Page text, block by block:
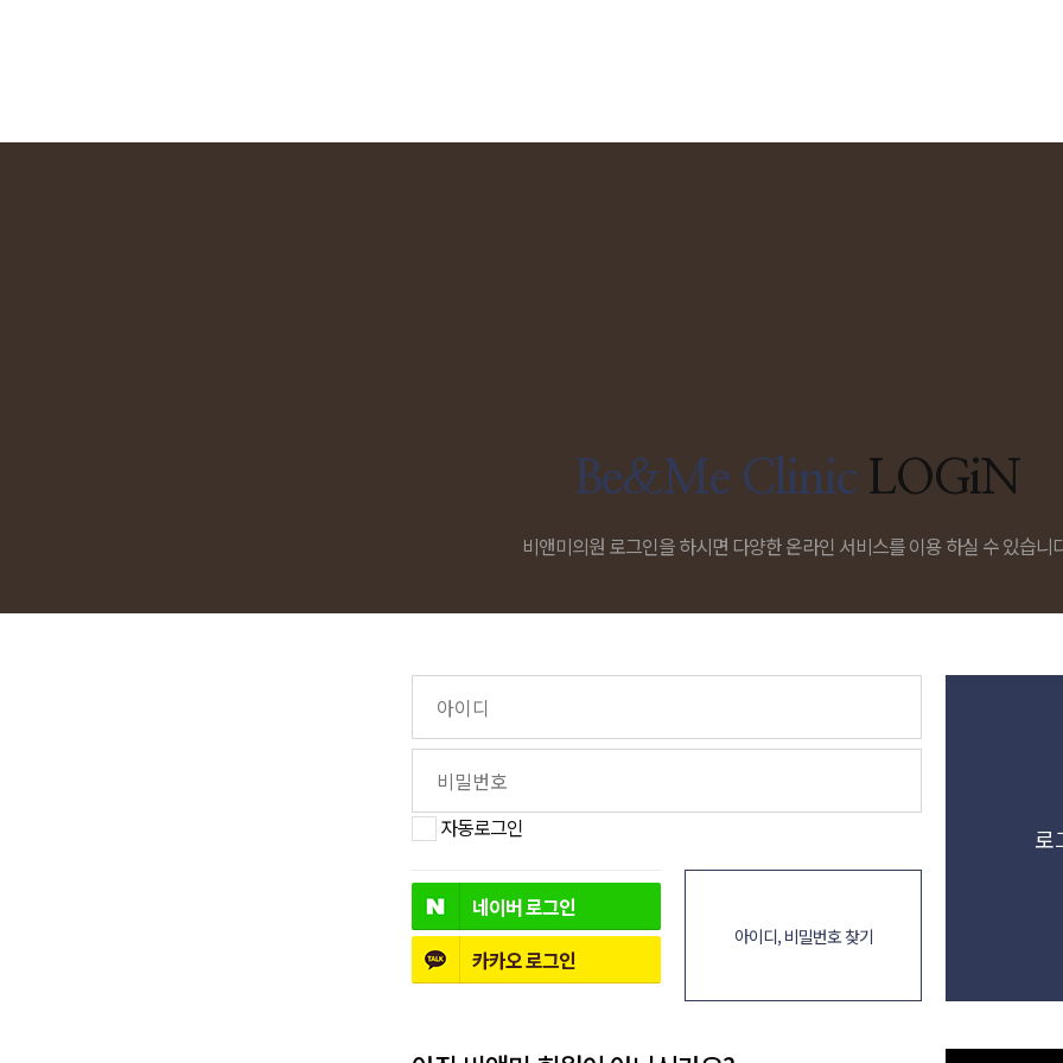
Be&Me Clinic LOGiN
비앤미의원 로그인을 하시면 다양한 온라인 서비스를 이용 하실 수 있습니
로
자동로그인
네이버로그인
카카오로그인
아이디, 비밀번호 찾기